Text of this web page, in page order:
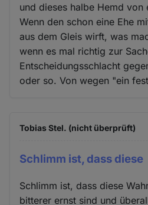
und dieses halbe Hemd von
Wenn den schon eine Ehe
aus dem Gleis wirft, was
wenn es mal richtig zur
Entscheidungsschlacht
oder so. Von wegen "ein
Tobias Stel. (nicht überprüft)
Schlimm ist, dass diese
Schlimm ist, dass diese
bitterer ernst sind und